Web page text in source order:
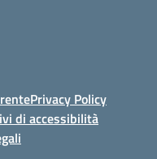
Privacy Policy
di accessibilità